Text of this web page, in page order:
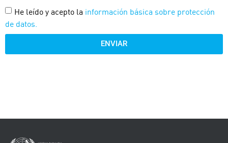
He leído y acepto la información básica sobre protección
de datos.
ENVIAR